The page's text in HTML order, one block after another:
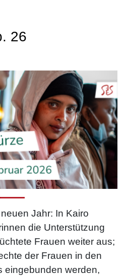
26
Jahr: In Kairo
die Unterstützung
Frauen weiter aus;
der Frauen in den
eingebunden werden,